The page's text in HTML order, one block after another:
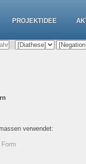
PROJEKTIDEE
verwendet: